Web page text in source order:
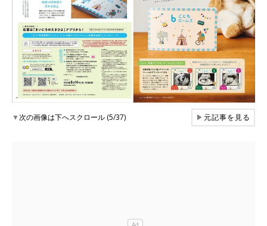
▼次の画像は下へスクロール (5/37) ▶元記事を見る